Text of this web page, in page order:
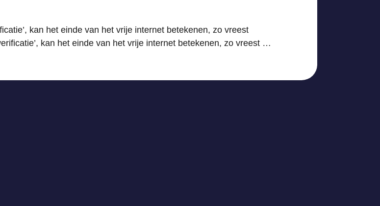
kan het einde van het vrije internet betekenen, zo vreest
kan het einde van het vrije internet betekenen, zo vreest …